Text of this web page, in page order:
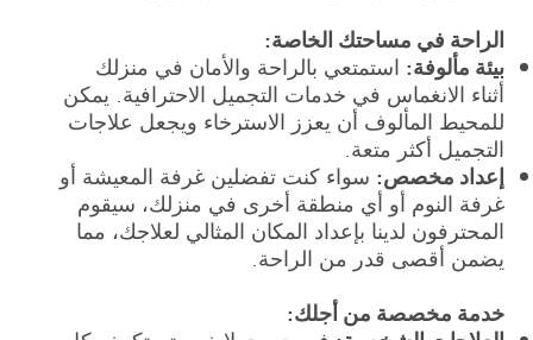
الراحة في مساحتك الخاصة:
بيئة مألوفة: استمتعي بالراحة والأمان في منزلك
أثناء الانغماس في خدمات التجميل الاحترافية. يمكن
للمحيط المألوف أن يعزز الاسترخاء ويجعل علاجات
التجميل أكثر متعة.
إعداد مخصص: سواء كنت تفضلين غرفة المعيشة أو
غرفة النوم أو أي منطقة أخرى في منزلك، سيقوم
المحترفون لدينا بإعداد المكان المثالي لعلاجك، مما
يضمن أقصى قدر من الراحة.
خدمة مخصصة من أجلك: